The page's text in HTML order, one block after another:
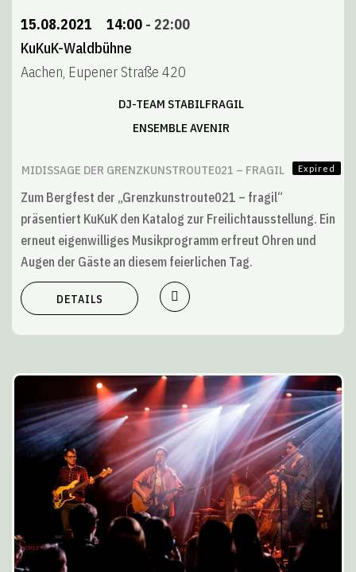
15.08.2021 14:00 - 22:00
KuKuK-Waldbühne
Aachen, Eupener Straße 420
DJ-TEAM STABILFRAGIL
ENSEMBLE AVENIR
MIDISSAGE DER GRENZKUNSTROUTE021 – FRAGIL Expired
Zum Bergfest der „Grenzkunstroute021 – fragil“
präsentiert KuKuK den Katalog zur Freilichtausstellung. Ein
erneut eigenwilliges Musikprogramm erfreut Ohren und
Augen der Gäste an diesem feierlichen Tag.
DETAILS